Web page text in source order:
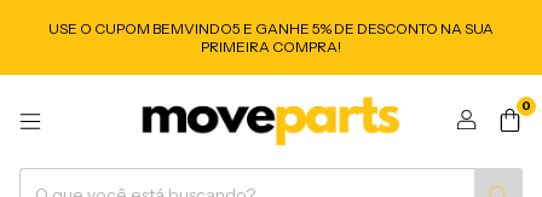
USE O CUPOM BEMVINDO5 E GANHE 5% DE DESCONTO NA SUA
PRIMEIRA COMPRA!
0